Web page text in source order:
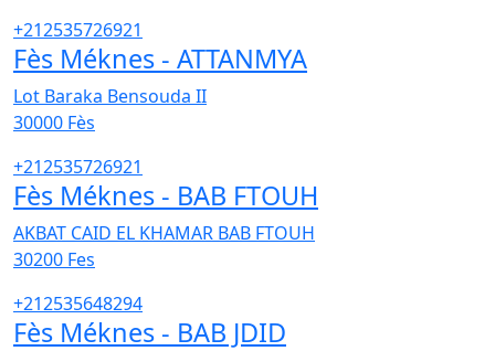
+212535726921
Fès Méknes - ATTANMYA
Lot Baraka Bensouda II
30000 Fès
+212535726921
Fès Méknes - BAB FTOUH
AKBAT CAID EL KHAMAR BAB FTOUH
30200 Fes
+212535648294
Fès Méknes - BAB JDID